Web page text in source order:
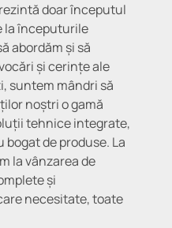
doar începutul
la începuturile
abordăm și să
și cerințe ale
suntem mândri să
noștri o gamă
tehnice integrate,
de produse. La
la vânzarea de
și
necesitate, toate